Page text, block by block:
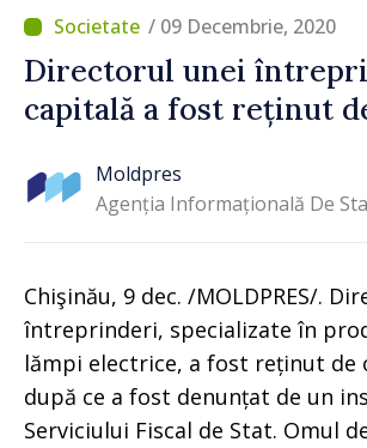
/ 09 Decembrie, 2020
Directorul unei
capitală a fost reținut
Moldpres
Agenția Informațională De
Chişinău, 9 dec. /MOLDPRES/.
întreprinderi, specializate în
lămpi electrice, a fost reținut de
după ce a fost denunțat de un
Serviciului Fiscal de Stat. Omul